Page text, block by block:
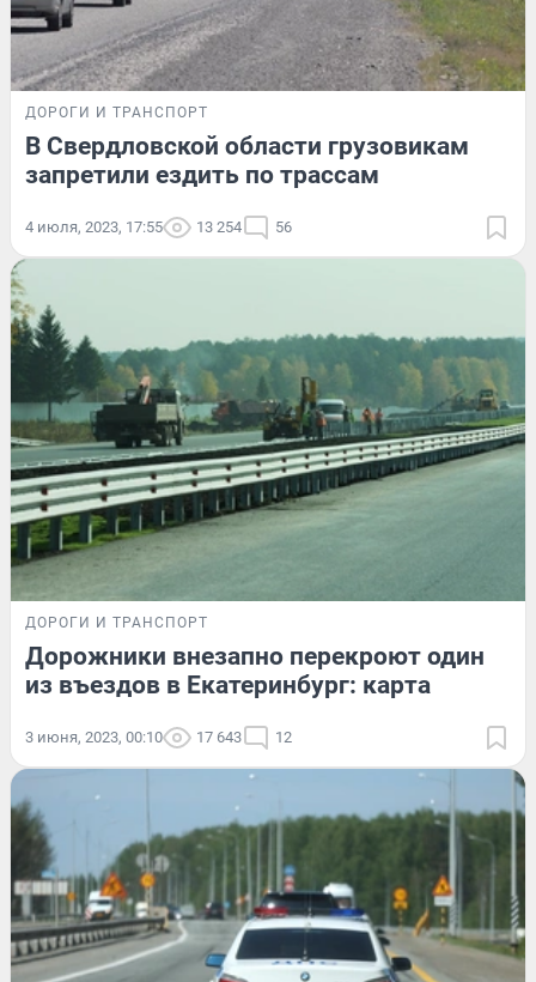
ДОРОГИ И ТРАНСПОРТ
В Свердловской области грузовикам
запретили ездить по трассам
4 июля, 2023, 17:55 13 254 56
ДОРОГИ И ТРАНСПОРТ
Дорожники внезапно перекроют один
из въездов в Екатеринбург: карта
3 июня, 2023, 00:10 17 643 12